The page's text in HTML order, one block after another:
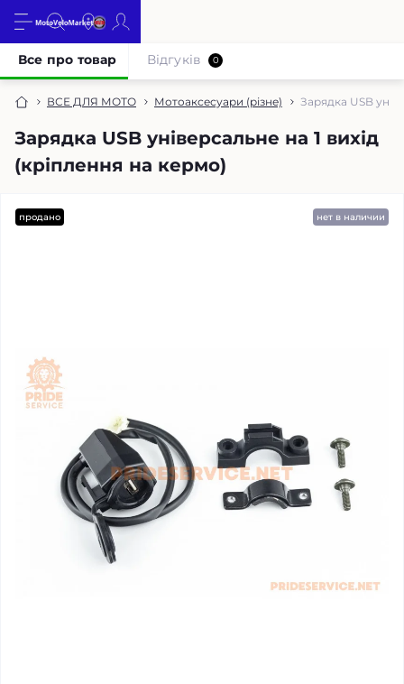
ВСЕ ДЛЯ МОТО Мотоаксесуари (різне) Зарядка USB
Зарядка USB універсальне на 1 вихід
(кріплення на кермо)
Все про товар Відгуків 0
продано нет в наличии